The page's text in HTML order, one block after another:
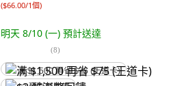
($66.00/1個)
明天 8/10 (一) 預計送達
(8)
满 $1,500 再省 $75 (王道卡)